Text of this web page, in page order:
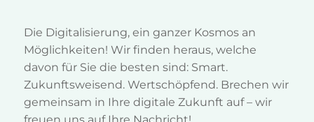
Die Digitalisierung, ein ganzer Kosmos an
Möglichkeiten! Wir finden heraus, welche
davon für Sie die besten sind: Smart.
Zukunftsweisend. Wertschöpfend. Brechen wir
gemeinsam in Ihre digitale Zukunft auf – wir